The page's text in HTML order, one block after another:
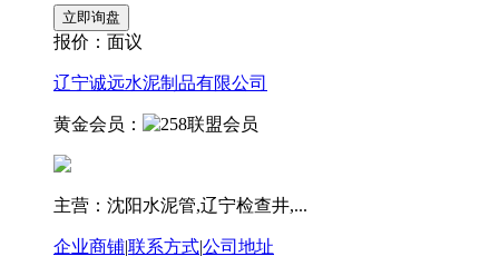
报价： 面议
辽宁诚远水泥制品有限公司
黄金会员：
主营：沈阳水泥管,辽宁检查井,...
企业商铺|联系方式|公司地址